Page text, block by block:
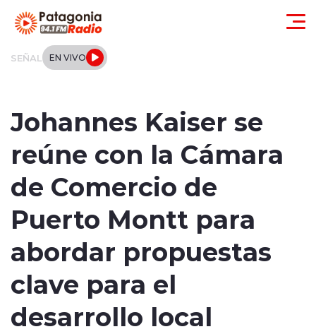
SEÑAL EN VIVO
Internacional
Entrevistas
Johannes Kaiser se
reúne con la Cámara
de Comercio de
Puerto Montt para
abordar propuestas
clave para el
desarrollo local